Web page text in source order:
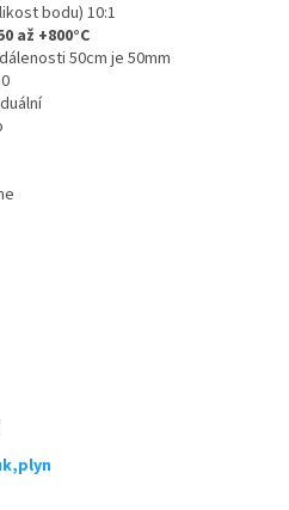
bodu) 10:1
+800°C
50cm je 50mm